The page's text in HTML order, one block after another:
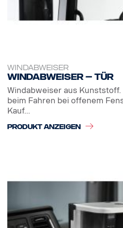
WINDABWEISER
Windabweiser – Tür
Windabweiser aus
beim Fahren bei offenem
Kauf...
PRODUKT ANZEIGEN